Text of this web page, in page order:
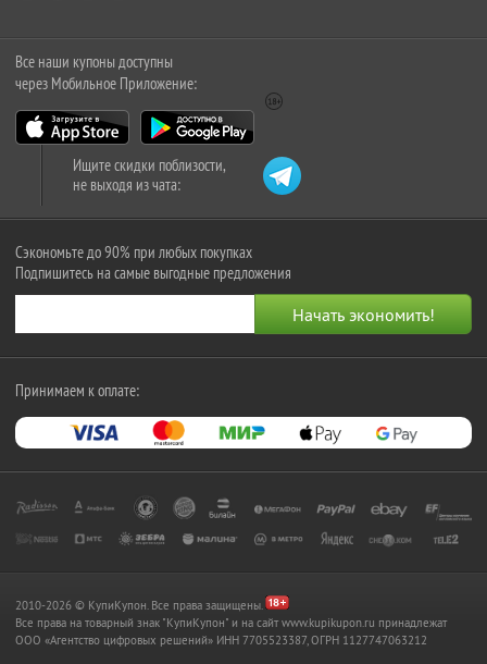
Все наши купоны доступны
через Мобильное Приложение:
Ищите скидки поблизости,
не выходя из чата:
Сэкономьте до 90% при любых покупках
Подпишитесь на самые выгодные предложения
Принимаем к оплате:
2010-2026 © КупиКупон. Все права защищены.
Все права на товарный знак "КупиКупон" и на сайт www.kupikupon.ru принадлежат
OOO «Агентство цифровых решений» ИНН 7705523387, ОГРН 1127747063212